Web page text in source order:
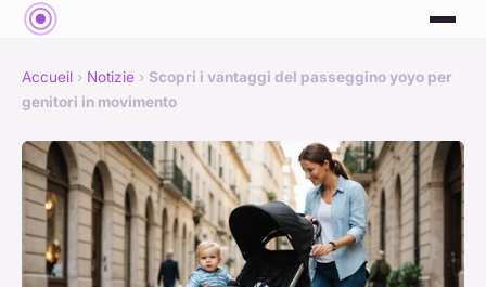
Accueil › Notizie › Scopri i vantaggi del passeggino yoyo per
genitori in movimento